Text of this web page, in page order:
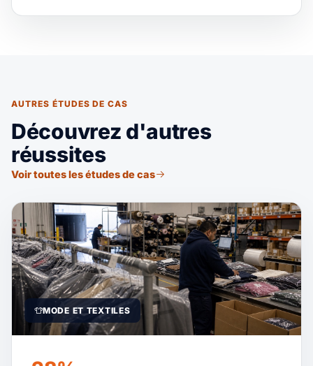
AUTRES ÉTUDES DE CAS
Découvrez d'autres
réussites
Voir toutes les études de cas
MODE ET TEXTILES